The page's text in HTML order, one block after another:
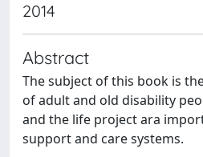
2014
Abstract
The subject of this book is
of adult and old disability
and the life project ara
support and care systems.